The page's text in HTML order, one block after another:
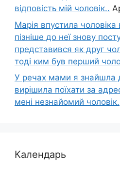
відповість мій чоловік..
Марія впустила чоловіка
пізніше до неї знову
представився як друг
тоді ким був перший
У речах мами я знайшла
вирішила поїхати за
мені незнайомий чоловік.
Календарь